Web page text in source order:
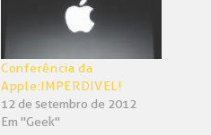
Conferência da
Apple:IMPERDIVEL!
12 de setembro de 2012
Em "Geek"